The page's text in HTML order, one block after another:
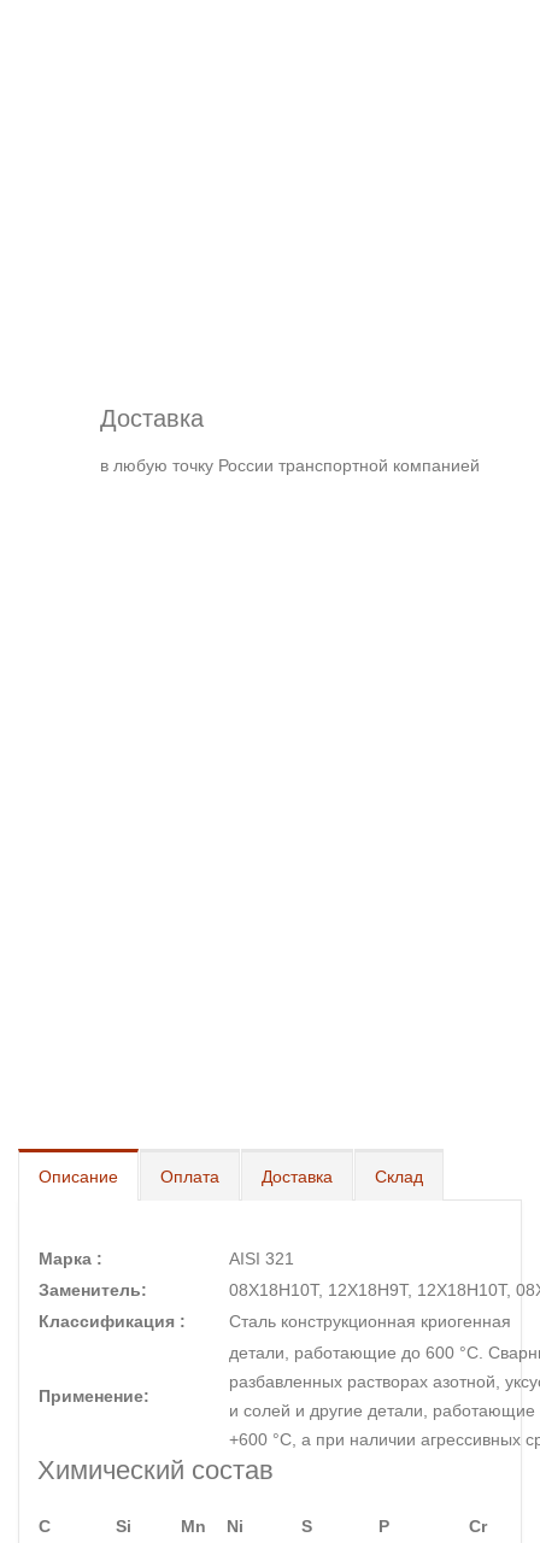
Доставка
в любую точку России транспортной компанией
Описание Оплата Доставка Склад
Марка :
AISI 321
Заменитель:
08Х18Н10Т, 12Х18Н9Т, 12Х18Н10Т,
Классификация :
Сталь конструкционная криогенная
Применение:
детали, работающие до 600 °С.
разбавленных растворах азотной,
и солей и другие детали,
+600 °С, а при наличии агрессивных
Химический состав
C Si Mn Ni S P
Cr